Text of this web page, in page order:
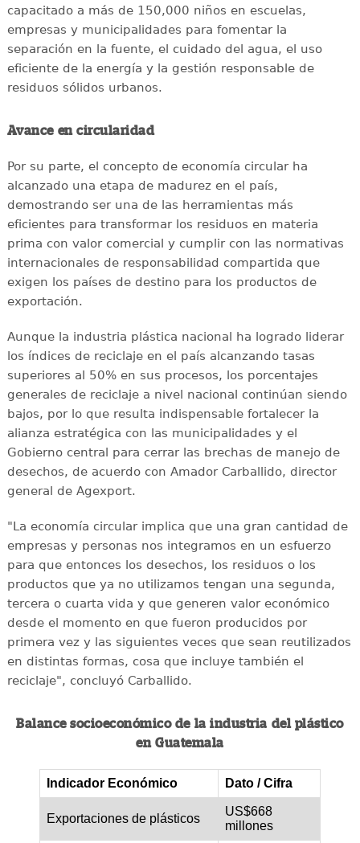
capacitado a más de 150,000 niños en escuelas,
empresas y municipalidades para fomentar la
separación en la fuente, el cuidado del agua, el uso
eficiente de la energía y la gestión responsable de
residuos sólidos urbanos.
Avance en circularidad
Por su parte, el concepto de economía circular ha
alcanzado una etapa de madurez en el país,
demostrando ser una de las herramientas más
eficientes para transformar los residuos en materia
prima con valor comercial y cumplir con las normativas
internacionales de responsabilidad compartida que
exigen los países de destino para los productos de
exportación.
Aunque la industria plástica nacional ha logrado liderar
los índices de reciclaje en el país alcanzando tasas
superiores al 50% en sus procesos, los porcentajes
generales de reciclaje a nivel nacional continúan siendo
bajos, por lo que resulta indispensable fortalecer la
alianza estratégica con las municipalidades y el
Gobierno central para cerrar las brechas de manejo de
desechos, de acuerdo con Amador Carballido, director
general de Agexport.
"La economía circular implica que una gran cantidad de
empresas y personas nos integramos en un esfuerzo
para que entonces los desechos, los residuos o los
productos que ya no utilizamos tengan una segunda,
tercera o cuarta vida y que generen valor económico
desde el momento en que fueron producidos por
primera vez y las siguientes veces que sean reutilizados
en distintas formas, cosa que incluye también el
reciclaje", concluyó Carballido.
Balance socioeconómico de la industria del plástico
en Guatemala
Indicador Económico Dato / Cifra
Exportaciones de plásticos
US$668
millones